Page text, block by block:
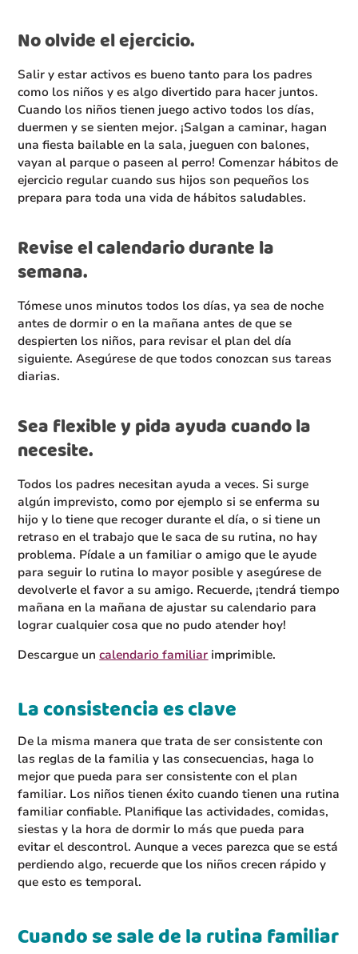
No olvide el ejercicio.
Salir y estar activos es bueno tanto para los padres
como los niños y es algo divertido para hacer juntos.
Cuando los niños tienen juego activo todos los días,
duermen y se sienten mejor. ¡Salgan a caminar, hagan
una fiesta bailable en la sala, jueguen con balones,
vayan al parque o paseen al perro! Comenzar hábitos de
ejercicio regular cuando sus hijos son pequeños los
prepara para toda una vida de hábitos saludables.
Revise el calendario durante la
semana.
Tómese unos minutos todos los días, ya sea de noche
antes de dormir o en la mañana antes de que se
despierten los niños, para revisar el plan del día
siguiente. Asegúrese de que todos conozcan sus tareas
diarias.
Sea flexible y pida ayuda cuando la
necesite.
Todos los padres necesitan ayuda a veces. Si surge
algún imprevisto, como por ejemplo si se enferma su
hijo y lo tiene que recoger durante el día, o si tiene un
retraso en el trabajo que le saca de su rutina, no hay
problema. Pídale a un familiar o amigo que le ayude
para seguir lo rutina lo mayor posible y asegúrese de
devolverle el favor a su amigo. Recuerde, ¡tendrá tiempo
mañana en la mañana de ajustar su calendario para
lograr cualquier cosa que no pudo atender hoy!
Descargue uncalendario familiar imprimible.
La consistencia es clave
De la misma manera que trata de ser consistente con
las reglas de la familia y las consecuencias, haga lo
mejor que pueda para ser consistente con el plan
familiar. Los niños tienen éxito cuando tienen una rutina
familiar confiable. Planifique las actividades, comidas,
siestas y la hora de dormir lo más que pueda para
evitar el descontrol. Aunque a veces parezca que se está
perdiendo algo, recuerde que los niños crecen rápido y
que esto es temporal.
Cuando se sale de la rutina familiar